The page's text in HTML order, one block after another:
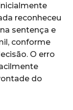
reconheceu
sentença e
conforme
O erro
do